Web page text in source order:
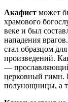
Акафист может
храмового
веке и был
нападения
стал образцом
произведений.
—
церковный гимн.
полунощницы, а